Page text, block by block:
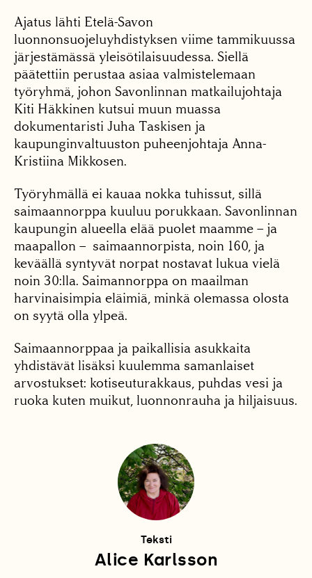
Ajatus lähti Etelä-Savon
luonnonsuojeluyhdistyksen viime tammikuussa
järjestämässä yleisötilaisuudessa. Siellä
päätettiin perustaa asiaa valmistelemaan
työryhmä, johon Savonlinnan matkailujohtaja
Kiti Häkkinen kutsui muun muassa
dokumentaristi Juha Taskisen ja
kaupunginvaltuuston puheenjohtaja Anna-
Kristiina Mikkosen.
Työryhmällä ei kauaa nokka tuhissut, sillä
saimaannorppa kuuluu porukkaan. Savonlinnan
kaupungin alueella elää puolet maamme – ja
maapallon – saimaannorpista, noin 160, ja
keväällä syntyvät norpat nostavat lukua vielä
noin 30:lla. Saimannorppa on maailman
harvinaisimpia eläimiä, minkä olemassa olosta
on syytä olla ylpeä.
Saimaannorppaa ja paikallisia asukkaita
yhdistävät lisäksi kuulemma samanlaiset
arvostukset: kotiseuturakkaus, puhdas vesi ja
ruoka kuten muikut, luonnonrauha ja hiljaisuus.
Teksti
Alice Karlsson